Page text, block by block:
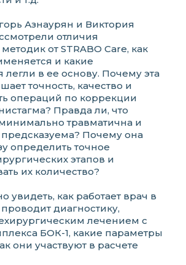
Азнаурян и Виктория
отличия
от STRABO Care, как
и какие
легли в ее основу. Почему эта
точность, качество и
операций по коррекции
Правда ли, что
травматична и
Почему она
определить точное
этапов и
их количество?
увидеть, как работает врач в
диагностику,
лечением с
БОК-1, какие параметры
они участвуют в расчете